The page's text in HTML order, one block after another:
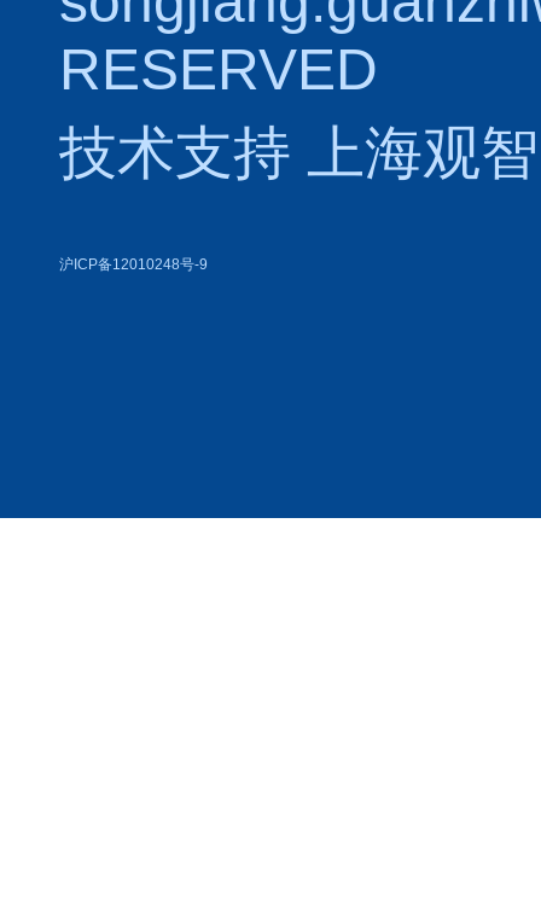
RESERVED
技术支持
上海观
沪ICP备12010248号-9